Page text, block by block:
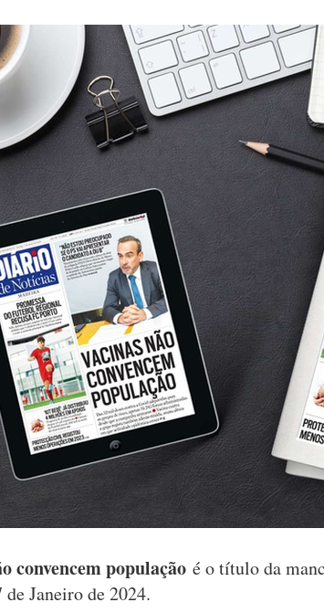
convencem população é o título da
Janeiro de 2024.